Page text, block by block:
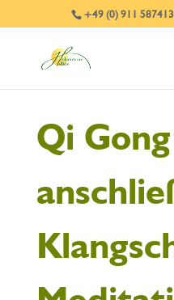
+49 (0) 911
Qi